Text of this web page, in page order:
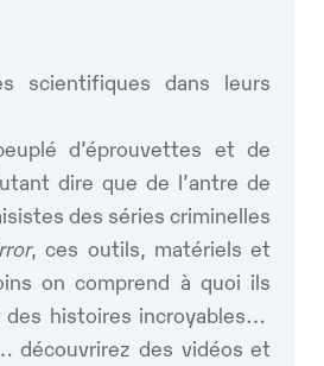
scientifiques dans leurs
d’éprouvettes et de
dire que de l’antre de
des séries criminelles
, ces outils, matériels et
on comprend à quoi ils
histoires incroyables…
découvrirez des vidéos et